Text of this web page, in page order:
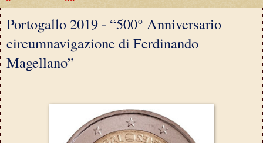
Portogallo 2019 - “500° Anniversario
circumnavigazione di Ferdinando
Magellano”